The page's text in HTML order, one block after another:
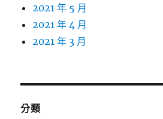
2021 年 5 月
2021 年 4 月
2021 年 3 月
分類